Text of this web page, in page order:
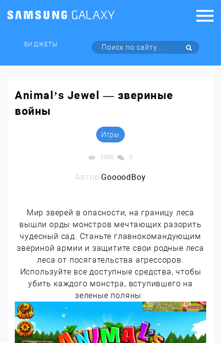
ВИДЖЕТЫ
Animal’s Jewel — звериные
войны
Игры
1090 0
Автор:GoooodBoy
Мир зверей в опасности, на границу леса
вышли орды монстров мечтающих разорить
чудесный сад. Станьте главнокомандующим
звериной армии и защитите свои родные леса
леса от посягательства агрессоров.
Используйте все доступные средства, чтобы
убить каждого монстра, вступившего на
зеленые поляны.